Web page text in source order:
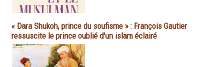
« Dara Shukoh, prince du soufisme » : François Gautier
ressuscite le prince oublié d'un islam éclairé